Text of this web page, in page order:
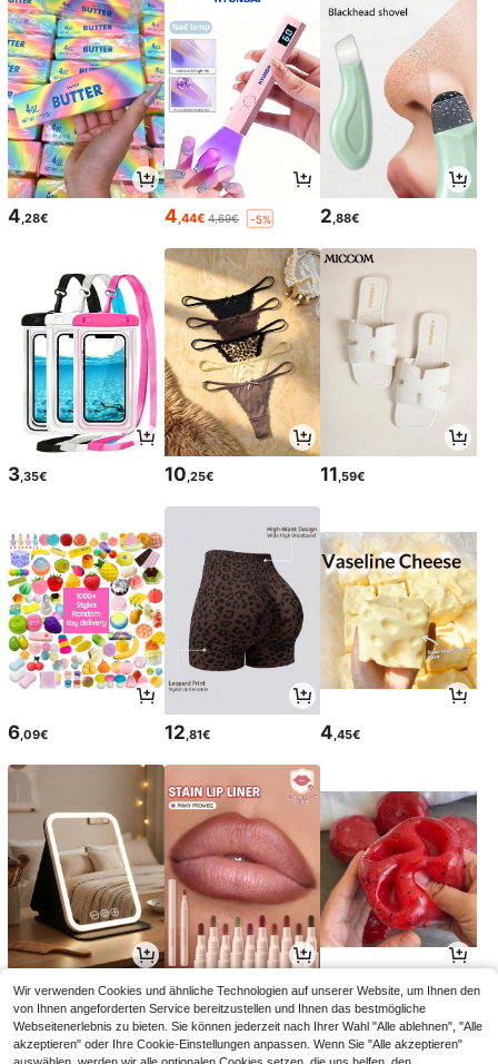
4 ,28€ 4 ,44€ 4,69€ -5% 2 ,88€
3,35€ 10,25€ 11,59€
6,09€ 12,81€ 4,45€
3,98€ 5,58€ 6,81€
Wir verwenden Cookies und ähnliche Technologien auf unserer Website, um Ihnen den
von Ihnen angeforderten Service bereitzustellen und Ihnen das bestmögliche
Webseitenerlebnis zu bieten. Sie können jederzeit nach Ihrer Wahl "Alle ablehnen", "Alle
akzeptieren" oder Ihre Cookie-Einstellungen anpassen. Wenn Sie "Alle akzeptieren"